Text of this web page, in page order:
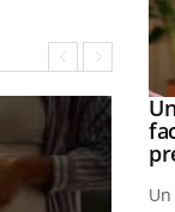
Youtube
pour de
de
questions, de